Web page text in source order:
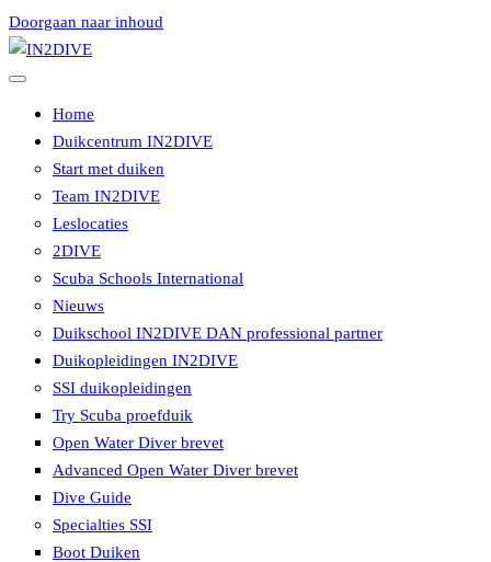
Doorgaan naar inhoud
Home
Duikcentrum IN2DIVE
Start met duiken
Team IN2DIVE
Leslocaties
2DIVE
Scuba Schools International
Nieuws
Duikschool IN2DIVE DAN professional partner
Duikopleidingen IN2DIVE
SSI duikopleidingen
Try Scuba proefduik
Open Water Diver brevet
Advanced Open Water Diver brevet
Dive Guide
Specialties SSI
Boot Duiken